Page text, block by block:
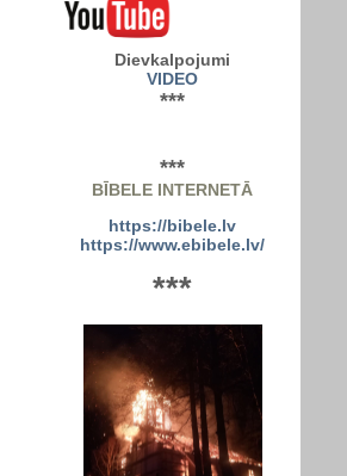
Dievkalpojumi
VIDEO
***
***
BĪBELE INTERNETĀ
https://bibele.lv
https://www.ebibele.lv/
***